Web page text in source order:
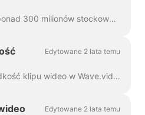
Wave.video oferuje ponad 300 milionów stockowych klipów wideo i obrazów, ale jest też wiele funkcji, które nasi użytkownicy i pracownicy pokochali...
Edytowane 2 lata temu
Możesz zmienić prędkość klipu wideo w Wave.video. Aby to zrobić, przejdź do kroku Edytuj i wybierz żądaną prędkość. Domyślnie prędkość wideo jest ...
Edytowane 2 lata temu